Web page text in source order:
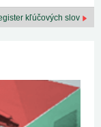
kľúčových slov